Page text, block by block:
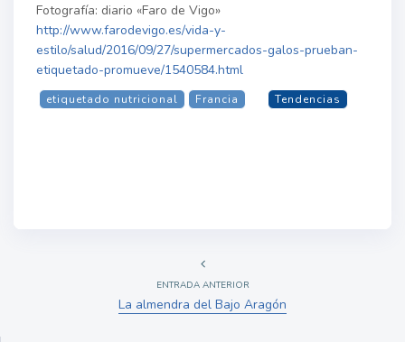
Fotografía: diario «Faro de Vigo»
http://www.farodevigo.es/vida-y-
estilo/salud/2016/09/27/supermercados-galos-prueban-
etiquetado-promueve/1540584.html
etiquetado nutricional Francia Tendencias
ENTRADA ANTERIOR
La almendra del Bajo Aragón